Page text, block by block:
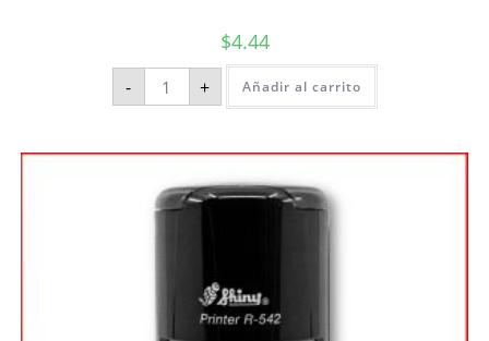
$4.44
- + Añadir al carrito